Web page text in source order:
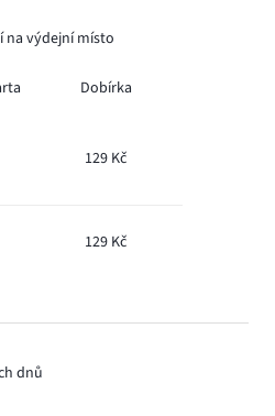
na výdejní místo
Dobírka
129 Kč
129 Kč
dnů